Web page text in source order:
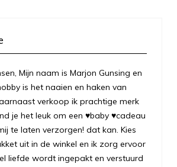
Mijn naam is Marjon Gunsing en
is het naaien en haken van
verkoop ik prachtige merk
je het leuk om een ♥baby ♥cadeau
te laten verzorgen! dat kan. Kies
uit in de winkel en ik zorg ervoor
liefde wordt ingepakt en verstuurd